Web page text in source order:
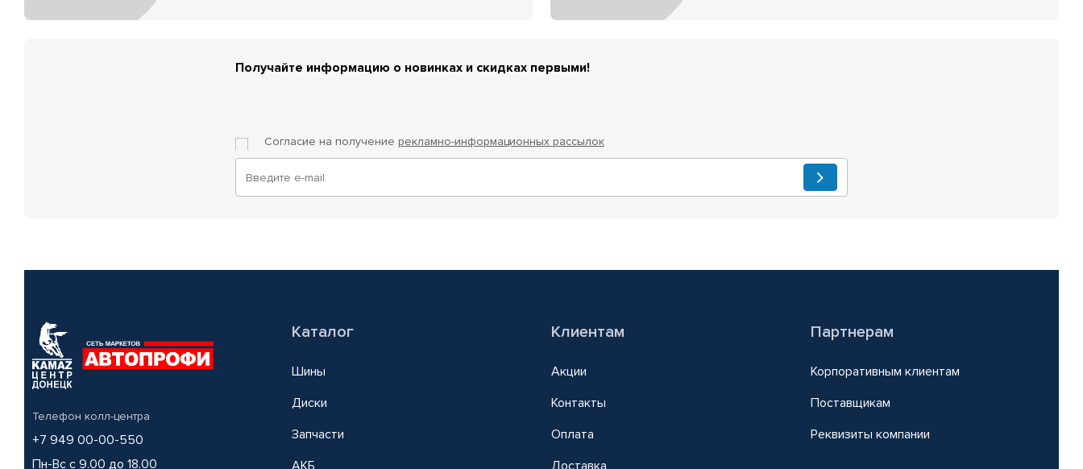
Получайте информацию о новинках и скидках первыми!
Согласие на получение рекламно-информационных рассылок
Телефон колл-центра
+7 949 00-00-550
Пн-Вс с 9.00 до 18.00
Каталог
Шины
Диски
Запчасти
АКБ
Клиентам
Акции
Контакты
Оплата
Доставка
Партнерам
Корпоративным клиентам
Поставщикам
Реквизиты компании